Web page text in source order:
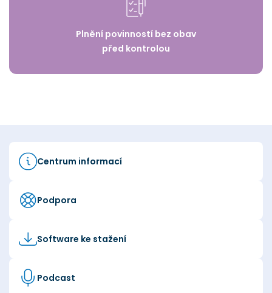
Plnění povinností bez obav
před kontrolou
Centrum informací
Podpora
Software ke stažení
Podcast